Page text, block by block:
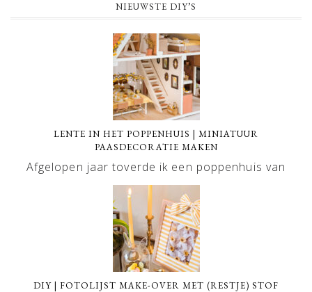
NIEUWSTE DIY’S
LENTE IN HET POPPENHUIS | MINIATUUR
PAASDECORATIE MAKEN
Afgelopen jaar toverde ik een poppenhuis van
DIY | FOTOLIJST MAKE-OVER MET (RESTJE) STOF